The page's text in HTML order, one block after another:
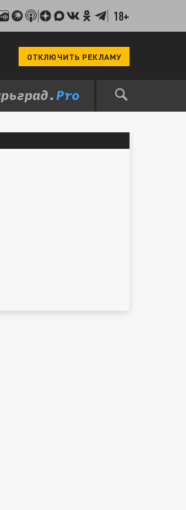
18+
ОТКЛЮЧИТЬ РЕКЛАМУ